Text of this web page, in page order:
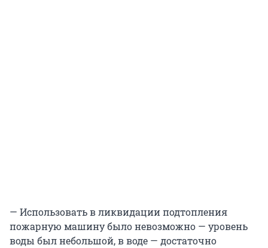
— Использовать в ликвидации подтопления
пожарную машину было невозможно — уровень
воды был небольшой, в воде — достаточно